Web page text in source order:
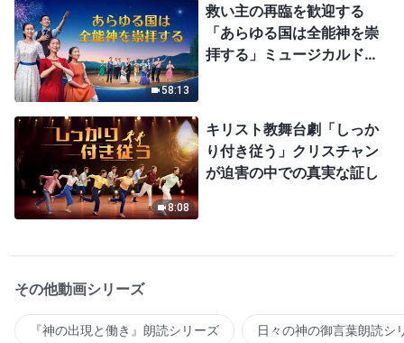
58:13
救い主の再臨を歓迎する
「あらゆる国は全能神を崇
拝する」ミュージカルドラ
8:08
キリスト教舞台劇「しっか
り付き従う」クリスチャン
が迫害の中での真実な証し
その他動画シリーズ
『神の出現と働き』朗読シリーズ 日々の神の御言葉朗読シ